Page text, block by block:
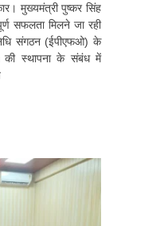
मुख्यमंत्री पुष्कर सिंह
सफलता मिलने जा रही
संगठन (ईपीएफओ) के
की स्थापना के संबंध में